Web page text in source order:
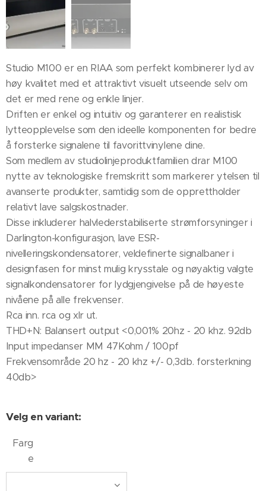
Studio M100 er en RIAA som perfekt kombinerer lyd av
høy kvalitet med et attraktivt visuelt utseende selv om
det er med rene og enkle linjer.
Driften er enkel og intuitiv og garanterer en realistisk
lytteopplevelse som den ideelle komponenten for bedre
å forsterke signalene til favorittvinylene dine.
Som medlem av studiolinjeproduktfamilien drar M100
nytte av teknologiske fremskritt som markerer ytelsen til
avanserte produkter, samtidig som de opprettholder
relativt lave salgskostnader.
Disse inkluderer halvlederstabiliserte strømforsyninger i
Darlington-konfigurasjon, lave ESR-
nivelleringskondensatorer, veldefinerte signalbaner i
designfasen for minst mulig krysstale og nøyaktig valgte
signalkondensatorer for lydgjengivelse på de høyeste
nivåene på alle frekvenser.
Rca inn. rca og xlr ut.
THD+N: Balansert output <0,001% 20hz - 20 khz. 92db
Input impedanser MM 47Kohm / 100pf
Frekvensområde 20 hz - 20 khz +/- 0,3db. forsterkning
40db>
Velg en variant:
Farg
e